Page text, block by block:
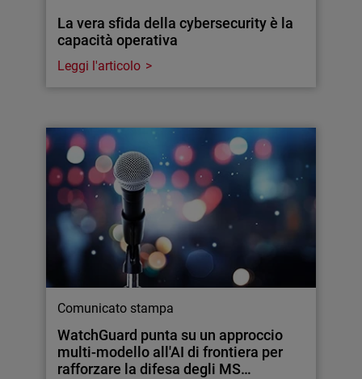
La vera sfida della cybersecurity è la
capacità operativa
Leggi l'articolo
Comunicato stampa
WatchGuard punta su un approccio
multi-modello all'AI di frontiera per
rafforzare la difesa degli MS…